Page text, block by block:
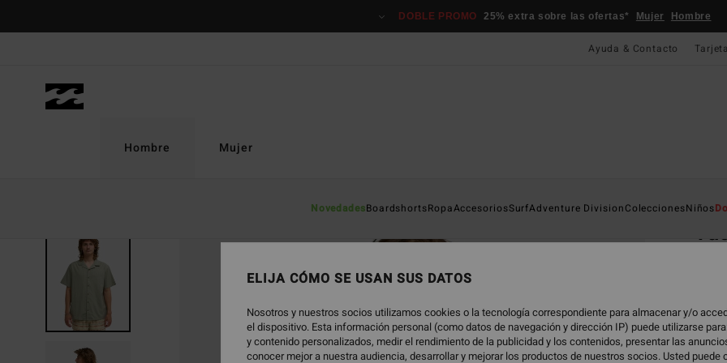
producto
DOBLE PROMO 25% extra sobre las ofertas* Mujer Hombre
Ayuda & Contacto
Hombre
NovedadesBoardshortsRopaAccesoriosSurfAdventure DivisionColeccionesNiños
Mujer
59,95
ELIJA CÓMO SE USAN SUS DATOS
Nosotros y nuestros socios utilizamos cookies o la tecnología correspondiente para almacenar y/o
el dispositivo. Esta información personal (como datos de navegación y dirección IP) puede utilizarse
y contenido personalizados, medir el rendimiento de la publicidad y los contenidos, presentar las
conocer mejor a nuestra audiencia, desarrollar y mejorar los productos de nuestros socios. Usted puede